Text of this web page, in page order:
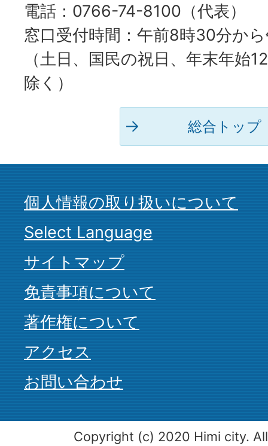
電話：0766-74-8100（代表）
窓口受付時間：午前8時30分か
（土日、国民の祝日、年末年始
除く）
総合トップ
個人情報の取り扱いについて
Select Language
サイトマップ
免責事項について
著作権について
アクセス
お問い合わせ
Copyright (c) 2020 Himi city.